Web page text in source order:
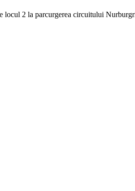
2 la parcurgerea circuitului